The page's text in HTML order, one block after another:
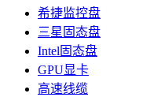
希捷监控盘
三星固态盘
Intel固态盘
GPU显卡
高速线缆